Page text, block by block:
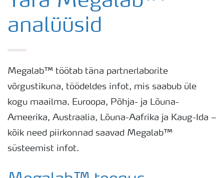
Elementide bilansi kalkulaator
Megalab
N-Tester BT
N-Sensor
analüüsid
Megalab™ töötab täna partnerlaborite
võrgustikuna, töödeldes infot, mis saabub üle
kogu maailma. Euroopa, Põhja- ja Lõuna-
Ameerika, Austraalia, Lõuna-Aafrika ja Kaug-Ida –
kõik need piirkonnad saavad Megalab™
süsteemist infot.